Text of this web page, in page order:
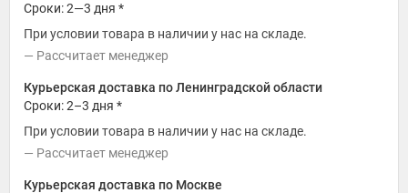
Сроки: 2—3 дня *
При условии товара в наличии у нас на складе.
Рассчитает менеджер
Курьерская доставка по Ленинградской области
Сроки: 2–3 дня *
При условии товара в наличии у нас на складе.
Рассчитает менеджер
Курьерская доставка по Москве